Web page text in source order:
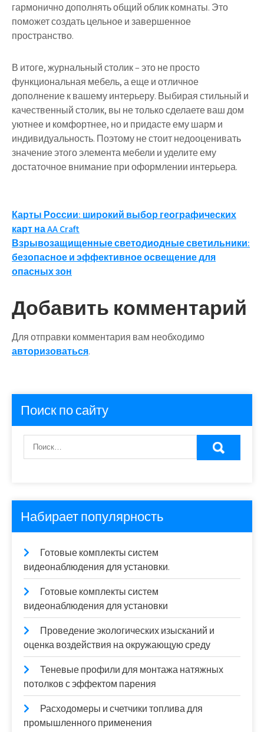
гармонично дополнять общий облик комнаты. Это
поможет создать цельное и завершенное
пространство.
В итоге, журнальный столик – это не просто
функциональная мебель, а еще и отличное
дополнение к вашему интерьеру. Выбирая стильный и
качественный столик, вы не только сделаете ваш дом
уютнее и комфортнее, но и придасте ему шарм и
индивидуальность. Поэтому не стоит недооценивать
значение этого элемента мебели и уделите ему
достаточное внимание при оформлении интерьера.
Навигация
по
записям
Карты России: широкий выбор географических
карт на AA Craft
Взрывозащищенные светодиодные светильники:
безопасное и эффективное освещение для
опасных зон
Добавить комментарий
Для отправки комментария вам необходимо
авторизоваться.
Поиск по сайту
Набирает популярность
Готовые комплекты систем
видеонаблюдения для установки.
Готовые комплекты систем
видеонаблюдения для установки
Проведение экологических изысканий и
оценка воздействия на окружающую среду
Теневые профили для монтажа натяжных
потолков с эффектом парения
Расходомеры и счетчики топлива для
промышленного применения